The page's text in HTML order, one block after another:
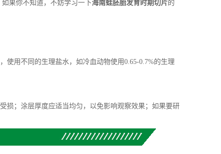
果你不知道，不妨学习一下海南蛙胚胎发育时期切片的
用不同的生理盐水，如冷血动物使用0.65-0.7%的生理
；涂层厚度应适当均匀，以免影响观察效果；如果要研